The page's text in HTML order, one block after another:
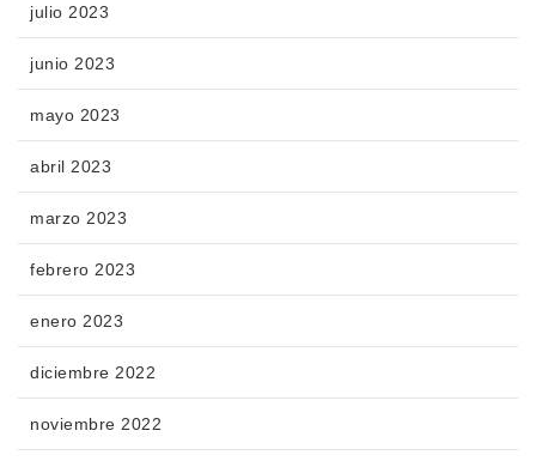
julio 2023
junio 2023
mayo 2023
abril 2023
marzo 2023
febrero 2023
enero 2023
diciembre 2022
noviembre 2022